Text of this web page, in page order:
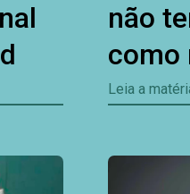
não
como
Leia a